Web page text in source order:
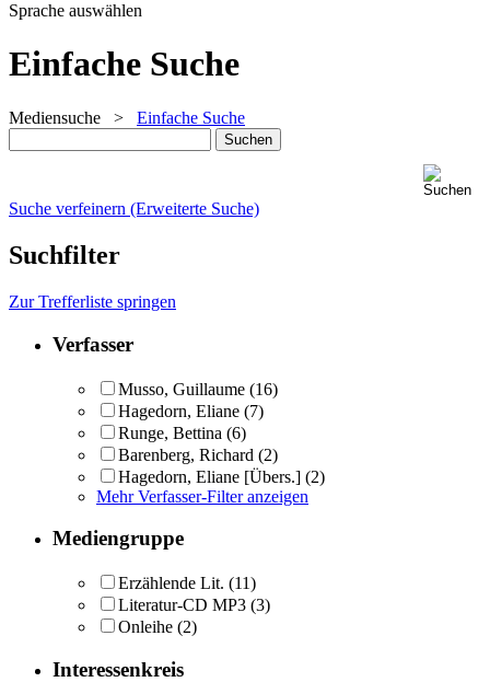
Sprache auswählen
Einfache Suche
Mediensuche > Einfache Suche
Suche verfeinern (Erweiterte Suche)
Suchfilter
Zur Trefferliste springen
Verfasser
Musso, Guillaume (16)
Hagedorn, Eliane (7)
Runge, Bettina (6)
Barenberg, Richard (2)
Hagedorn, Eliane [Übers.] (2)
Mehr Verfasser-Filter anzeigen
Mediengruppe
Erzählende Lit. (11)
Literatur-CD MP3 (3)
Onleihe (2)
Interessenkreis